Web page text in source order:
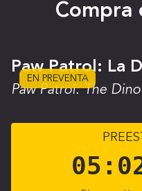
Compra
EN PREVENTA
Paw Patrol: La
Paw Patrol: The
05 :